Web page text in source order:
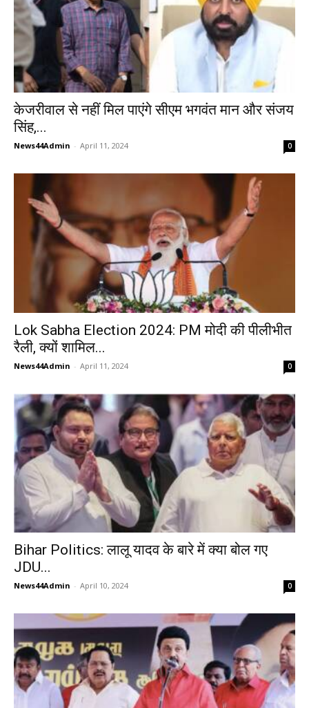
केजरीवाल से नहीं मिल पाएंगे सीएम भगवंत मान और संजय
सिंह,...
News44Admin - April 11, 2024 0
Lok Sabha Election 2024: PM मोदी की पीलीभीत
रैली, क्यों शामिल...
News44Admin - April 11, 2024 0
Bihar Politics: लालू यादव के बारे में क्या बोल गए
JDU...
News44Admin - April 10, 2024 0